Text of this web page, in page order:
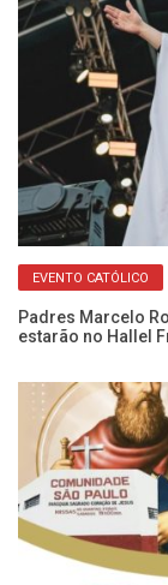
EVENTO CATÓLICO
Padres Marcelo
estarão no Hallel